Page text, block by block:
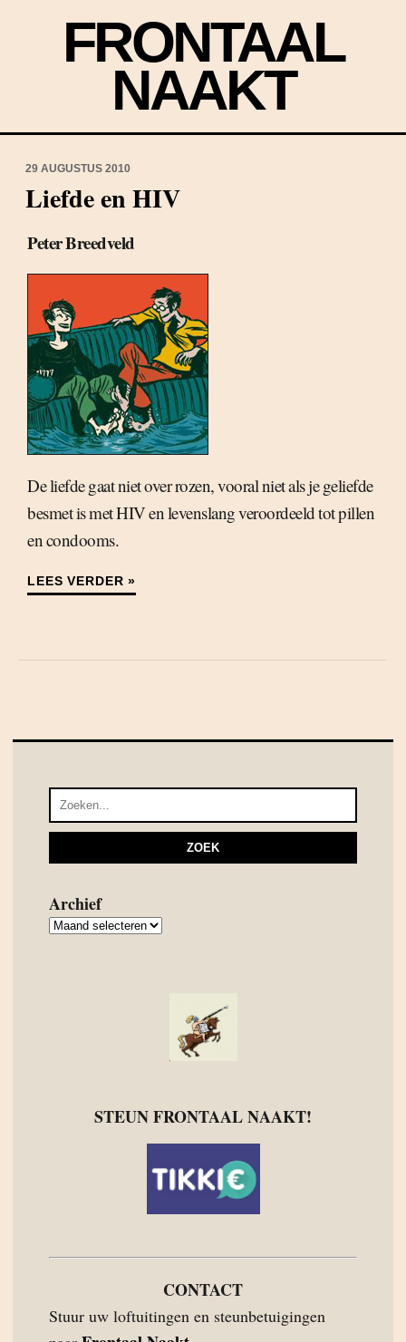
FRONTAAL
NAAKT
29 AUGUSTUS 2010
Liefde en HIV
Peter Breedveld
De liefde gaat niet over rozen, vooral niet als je geliefde
besmet is met HIV en levenslang veroordeeld tot pillen
en condooms.
LEES VERDER »
Archief
Archief
STEUN FRONTAAL NAAKT!
CONTACT
Stuur uw loftuitingen en steunbetuigingen